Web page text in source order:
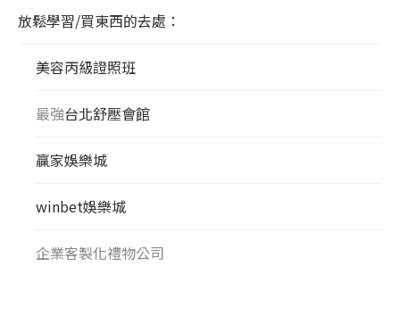
放鬆學習/買東西的去處：
美容丙級證照班
最強台北舒壓會館
贏家娛樂城
winbet娛樂城
企業客製化禮物公司